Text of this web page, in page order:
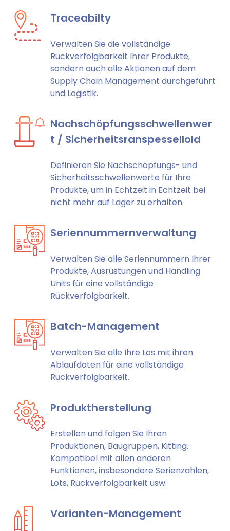
Traceabilty
Verwalten Sie die vollständige
Rückverfolgbarkeit Ihrer Produkte,
sondern auch alle Aktionen auf dem
Supply Chain Management durchgeführt
und Logistik.
Nachschöpfungsschwellenwer
t / Sicherheitsranspessellold
Definieren Sie Nachschöpfungs- und
Sicherheitsschwellenwerte für Ihre
Produkte, um in Echtzeit in Echtzeit bei
nicht mehr auf Lager zu erhalten.
Seriennummernverwaltung
Verwalten Sie alle Seriennummern Ihrer
Produkte, Ausrüstungen und Handling
Units für eine vollständige
Rückverfolgbarkeit.
Batch-Management
Verwalten Sie alle Ihre Los mit ihren
Ablaufdaten für eine vollständige
Rückverfolgbarkeit.
Produktherstellung
Erstellen und folgen Sie Ihren
Produktionen, Baugruppen, Kitting.
Kompatibel mit allen anderen
Funktionen, insbesondere Serienzahlen,
Lots, Rückverfolgbarkeit usw.
Varianten-Management